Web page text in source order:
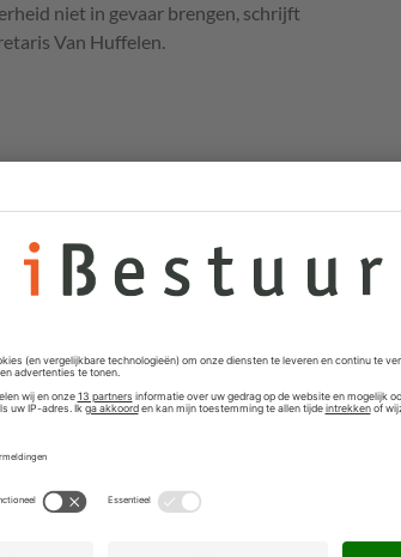
niet in gevaar brengen, schrijft
Van Huffelen.